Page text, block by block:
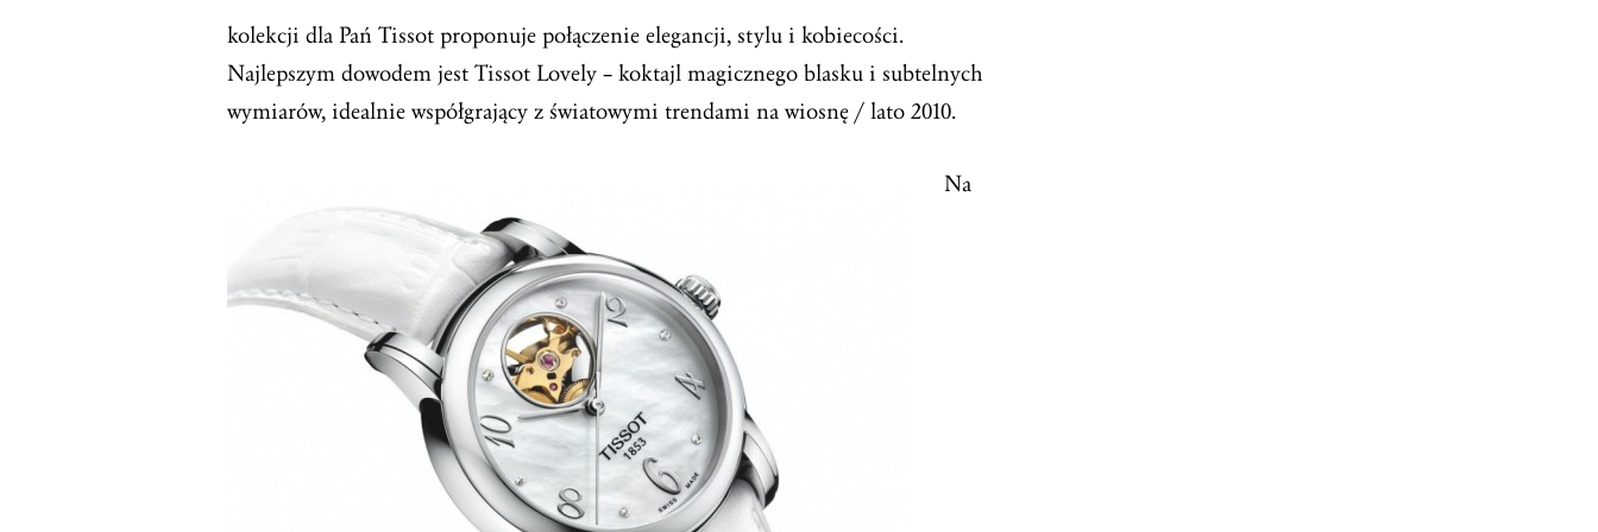
kolekcji dla Pań Tissot proponuje połączenie elegancji, stylu i kobiecości.
Najlepszym dowodem jest Tissot Lovely – koktajl magicznego blasku i subtelnych
wymiarów, idealnie współgrający z światowymi trendami na wiosnę / lato 2010.
Na